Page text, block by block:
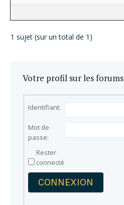
1 sujet (sur un total de 1)
Votre profil sur les forums
Identifiant:
Mot de
passe:
Rester
connecté
CONNEXION